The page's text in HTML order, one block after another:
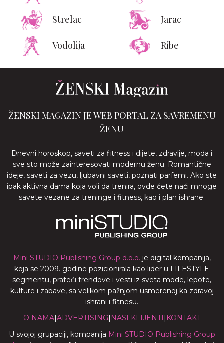
Strelac Jarac
Vodolija Ribe
ŽENSKI MAGAZIN JE WEB PORTAL ZA SAVREMENU
ŽENU
Dnevni horoskop, saveti za fitness i dijete, zdravlje, moda i
sve sto može zainteresovati modernu ženu. Romantične
ideje, saveti za vezu, ljubavni saveti, poznati parfemi. Ako ste
ipak aktivna dama koja voli da trenira, ovde ćete naći mnoge
savete vezane za treninge i fitness, kao i plan ishrane.
Mini STUDIO Publishing Group d.o.o. je digital kompanija,
koja se 2009. godine pozicionirala kao lider u LIFESTYLE
segmentu, prateći trendove i vesti iz sveta mode, lepote,
kulture i zabave, sa velikom pažnjom usmerenoj ka zdravoj
ishrani i fitnesu.
O NAMA|ADVERTISING| NASI KLIJENTI | KONTAKT
U svojoj grupaciji, kompanija Mini STUDIO Publishing Group